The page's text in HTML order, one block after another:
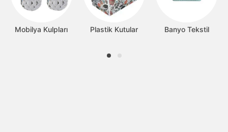
Mobilya Kulpları Plastik Kutular Banyo Tekstil